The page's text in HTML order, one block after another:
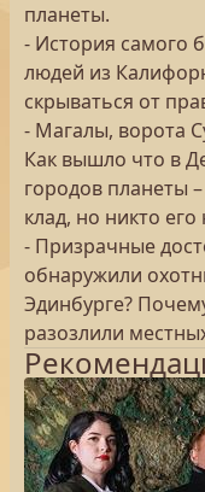
планеты.
- История самого
людей из
скрываться от
- Магалы, ворота
Как вышло что в
городов планеты
клад, но никто его
- Призрачные
обнаружили
Эдинбурге?
разозлили